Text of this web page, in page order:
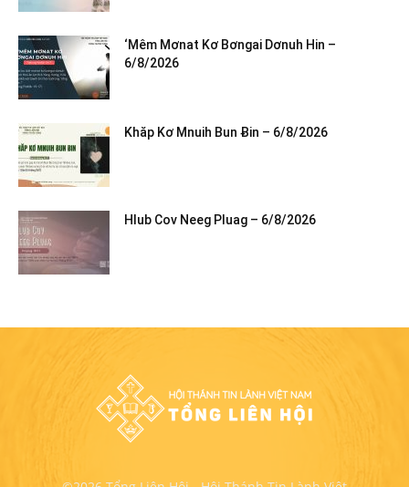
‘Mêm Mơnat Kơ Bơngai Dơnuh Hin –
6/8/2026
Khăp Kơ Mnuih Bun Ƀin – 6/8/2026
Hlub Cov Neeg Pluag – 6/8/2026